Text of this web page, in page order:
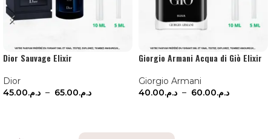
Dior Sauvage Elixir
Dior
د.م.45.00 – د.م.65.00
Giorgio Armani Acqua di Giò Elixir
Giorgio Armani
د.م.40.00 – د.م.60.00